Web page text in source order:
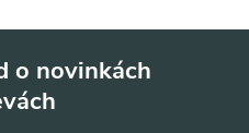
o novinkách